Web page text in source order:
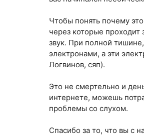
Чтобы понять почему
через которые проходит
звук. При полной
электронами, а эти
Логвинов, сяп).
Это не смертельно и
интернете, можешь
проблемы со слухом.
Спасибо за то, что вы с